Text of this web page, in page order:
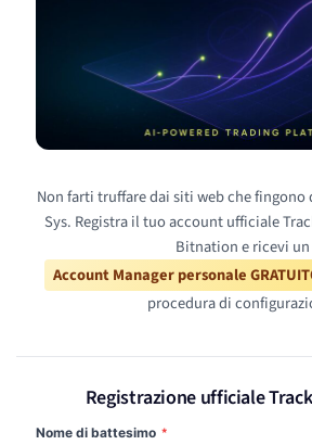
Non farti truffare dai siti web che fingono
Sys. Registra il tuo account ufficiale
Bitnation e ricevi un
Account Manager personale
procedura di
Registrazione ufficiale
Nome di battesimo *